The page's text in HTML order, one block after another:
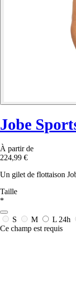
Jobe
À partir de
224,99 €
Un gilet de flottaison
Taille
*
S M L 24h
Ce champ est requis